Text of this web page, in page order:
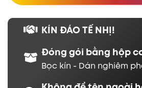
KÍN ĐÁO TẾ NHỊ!
Đóng gói bằng hộp
Bọc kín - Dán nghiêm